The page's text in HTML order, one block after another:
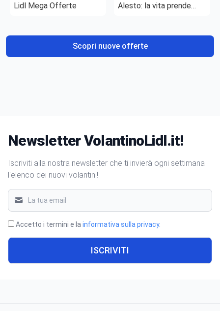
Lidl Mega Offerte
Alesto: la vita prende
Scopri nuove offerte
Newsletter VolantinoLidl.it!
Iscriviti alla nostra newsletter che ti invierà ogni settimana
l'elenco dei nuovi volantini!
Accetto i termini e la informativa sulla privacy.
ISCRIVITI